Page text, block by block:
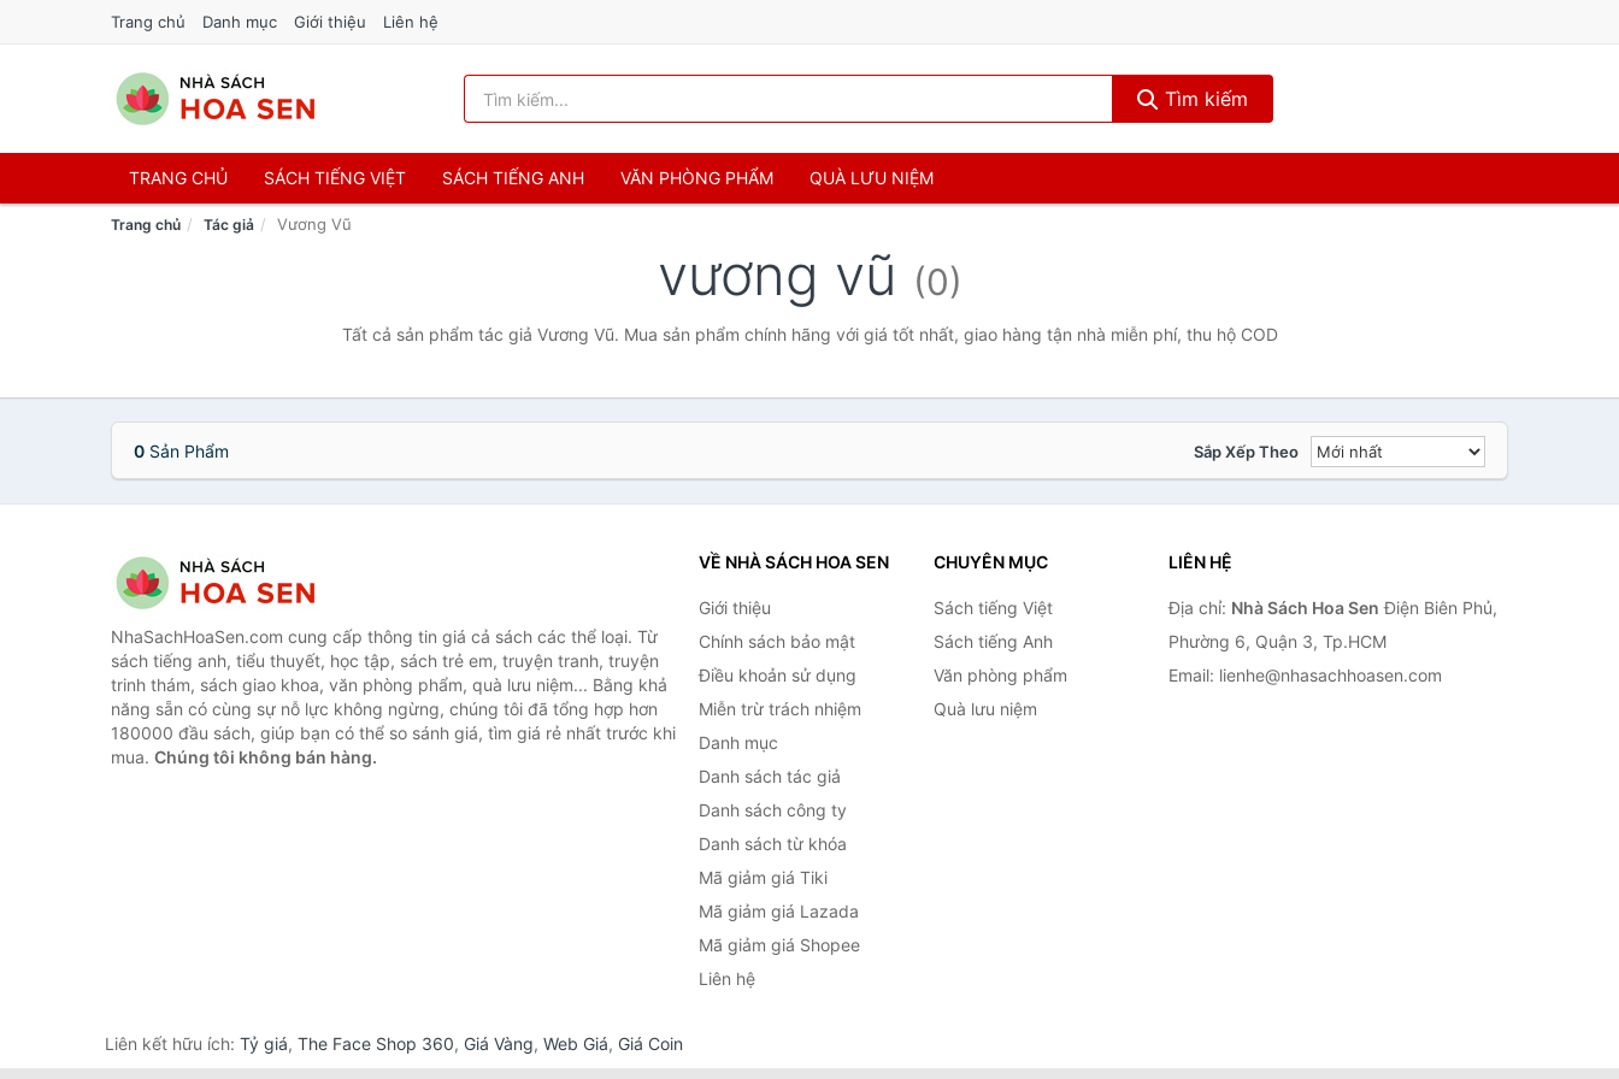
Trang chủ Danh mục Giới thiệu Liên hệ
Tìm kiếm
TRANG CHỦ SÁCH TIẾNG VIỆT SÁCH TIẾNG ANH VĂN PHÒNG PHẨM QUÀ LƯU NIỆM
Trang chủ Tác giả Vương Vũ
vương vũ (0)
Tất cả sản phẩm tác giả Vương Vũ. Mua sản phẩm chính hãng với giá tốt nhất, giao hàng tận nhà miễn phí, thu hộ COD
0 Sản Phẩm Sắp Xếp Theo
NhaSachHoaSen.com cung cấp thông tin giá cả sách các thể loại. Từ
sách tiếng anh, tiểu thuyết, học tập, sách trẻ em, truyện tranh, truyện
trinh thám, sách giao khoa, văn phòng phẩm, quà lưu niệm... Bằng khả
năng sẵn có cùng sự nỗ lực không ngừng, chúng tôi đã tổng hợp hơn
180000 đầu sách, giúp bạn có thể so sánh giá, tìm giá rẻ nhất trước khi
mua. Chúng tôi không bán hàng.
VỀ NHÀ SÁCH HOA SEN
Giới thiệu
Chính sách bảo mật
Điều khoản sử dụng
Miễn trừ trách nhiệm
Danh mục
Danh sách tác giả
Danh sách công ty
Danh sách từ khóa
Mã giảm giá Tiki
Mã giảm giá Lazada
Mã giảm giá Shopee
Liên hệ
CHUYÊN MỤC
Sách tiếng Việt
Sách tiếng Anh
Văn phòng phẩm
Quà lưu niệm
LIÊN HỆ
Địa chỉ: Nhà Sách Hoa Sen Điện Biên Phủ,
Phường 6, Quận 3, Tp.HCM
Email: lienhe@nhasachhoasen.com
Liên kết hữu ích: Tỷ giá, The Face Shop 360, Giá Vàng, Web Giá, Giá Coin